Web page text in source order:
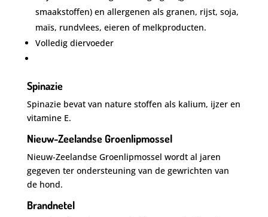
smaakstoffen) en allergenen als granen, rijst, soja,
maïs, rundvlees, eieren of melkproducten.
Volledig diervoeder
Spinazie
Spinazie bevat van nature stoffen als kalium, ijzer en
vitamine E.
Nieuw-Zeelandse Groenlipmossel
Nieuw-Zeelandse Groenlipmossel wordt al jaren
gegeven ter ondersteuning van de gewrichten van
de hond.
Brandnetel